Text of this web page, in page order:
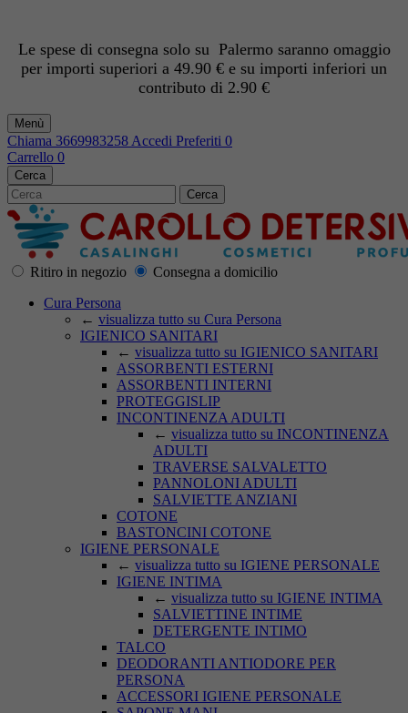
Le spese di consegna solo su Palermo saranno omaggio
per importi superiori a 49.90 € e su importi inferiori un
contributo di 2.90 €
Menù
Chiama 3669983258 Accedi Preferiti 0
Carrello 0
Cerca
Cerca
Ritiro in negozio
Consegna a domicilio
Cura Persona
← visualizza tutto su Cura Persona
IGIENICO SANITARI
← visualizza tutto su IGIENICO SANITARI
ASSORBENTI ESTERNI
ASSORBENTI INTERNI
PROTEGGISLIP
INCONTINENZA ADULTI
← visualizza tutto su INCONTINENZA
ADULTI
TRAVERSE SALVALETTO
PANNOLONI ADULTI
SALVIETTE ANZIANI
COTONE
BASTONCINI COTONE
IGIENE PERSONALE
← visualizza tutto su IGIENE PERSONALE
IGIENE INTIMA
← visualizza tutto su IGIENE INTIMA
SALVIETTINE INTIME
DETERGENTE INTIMO
TALCO
DEODORANTI ANTIODORE PER
PERSONA
ACCESSORI IGIENE PERSONALE